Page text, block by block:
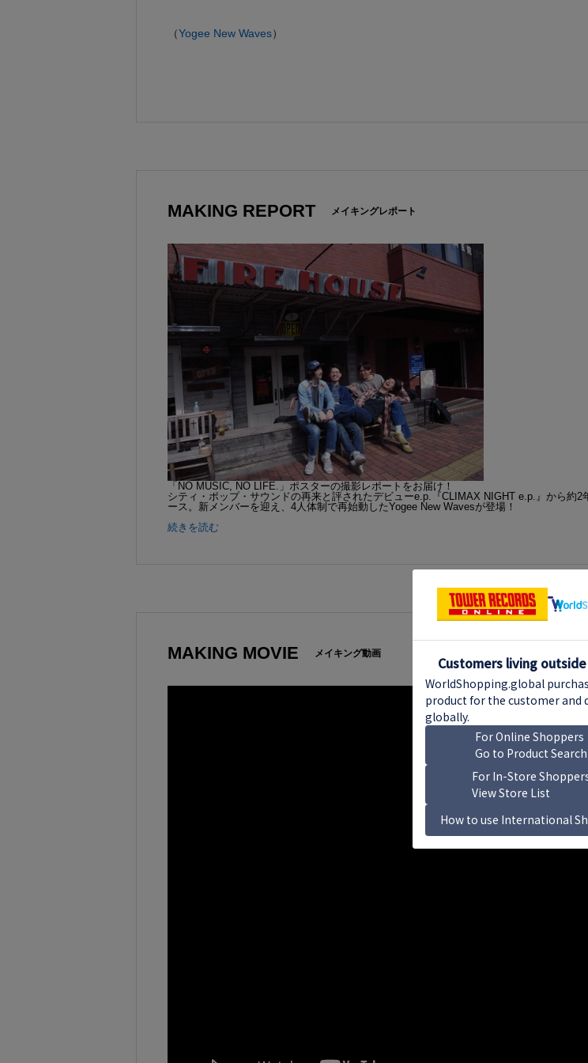
（Yogee New Waves）
MAKING REPORT メイキングレポート
「NO MUSIC, NO LIFE.」ポスターの撮影レポートをお届け！
シティ・ポップ・サウンドの再来と評されたデビューe.p.『CLIMAX NIGHT e.p.』から約
ース。新メンバーを迎え、4人体制で再始動したYogee New Wavesが登場！
続きを読む
MAKING MOVIE メイキング動画